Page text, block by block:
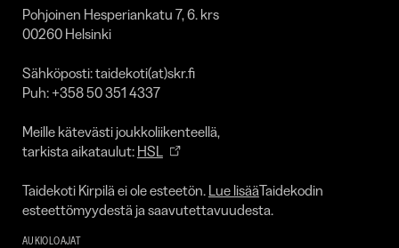
Pohjoinen Hesperiankatu 7, 6. krs
00260 Helsinki
Sähköposti: taidekoti(at)skr.fi
Puh: +358 50 351 4337
Meille kätevästi joukkoliikenteellä,
tarkista aikataulut: HSL
Taidekoti Kirpilä ei ole esteetön. Lue lisääTaidekodin
esteettömyydestä ja saavutettavuudesta.
AUKIOLOAJAT